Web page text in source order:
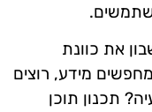
את כוונת
מידע, רוצים
תכנון תוכן